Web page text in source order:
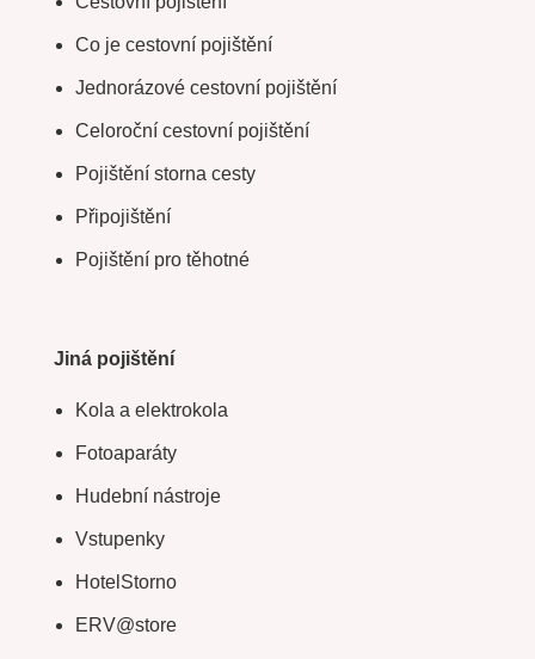
Co je cestovní pojištění
Jednorázové cestovní pojištění
Celoroční cestovní pojištění
Pojištění storna cesty
Připojištění
Pojištění pro těhotné
Jiná pojištění
Kola a elektrokola
Fotoaparáty
Hudební nástroje
Vstupenky
HotelStorno
ERV@store